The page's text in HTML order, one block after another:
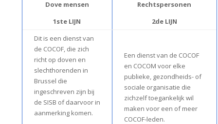
Dove mensen
1ste LIJN
Rechtspersonen
2de LIJN
Dit is een dienst van
de COCOF, die zich
richt op doven en
slechthorenden in
Brussel die
ingeschreven zijn bij
de SISB of daarvoor in
aanmerking komen.
Een dienst van de COCOF
en COCOM voor elke
publieke, gezondheids- of
sociale organisatie die
zichzelf toegankelijk wil
maken voor een of meer
COCOF-leden.